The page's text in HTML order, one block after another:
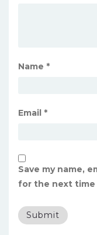
Name *
Email *
Save my name,
for the next time